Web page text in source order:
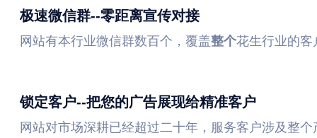
极速微信群--零距离宣传对接
网站有本行业微信群数百个，覆盖整个花生行业的客
锁定客户--把您的广告展现给精准客户
网站对市场深耕已经超过二十年，服务客户涉及整